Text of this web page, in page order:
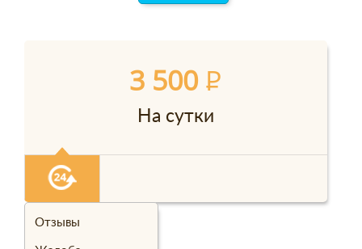
3 500P
На сутки
Отзывы